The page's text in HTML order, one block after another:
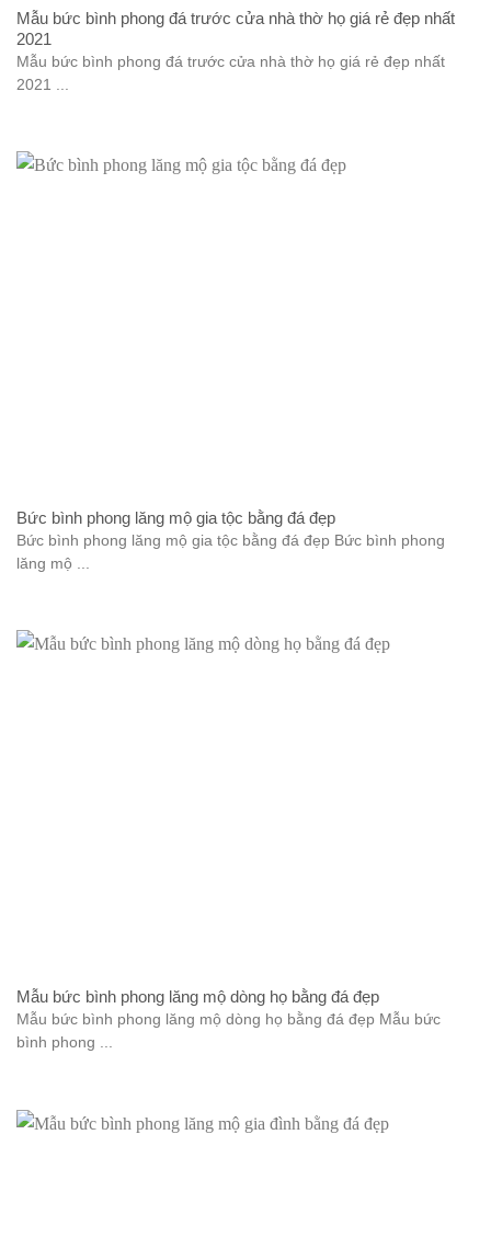
Mẫu bức bình phong đá trước cửa nhà thờ họ giá rẻ đẹp nhất
2021
Mẫu bức bình phong đá trước cửa nhà thờ họ giá rẻ đẹp nhất
2021 ...
Bức bình phong lăng mộ gia tộc bằng đá đẹp
Bức bình phong lăng mộ gia tộc bằng đá đẹp Bức bình phong
lăng mộ ...
Mẫu bức bình phong lăng mộ dòng họ bằng đá đẹp
Mẫu bức bình phong lăng mộ dòng họ bằng đá đẹp Mẫu bức
bình phong ...